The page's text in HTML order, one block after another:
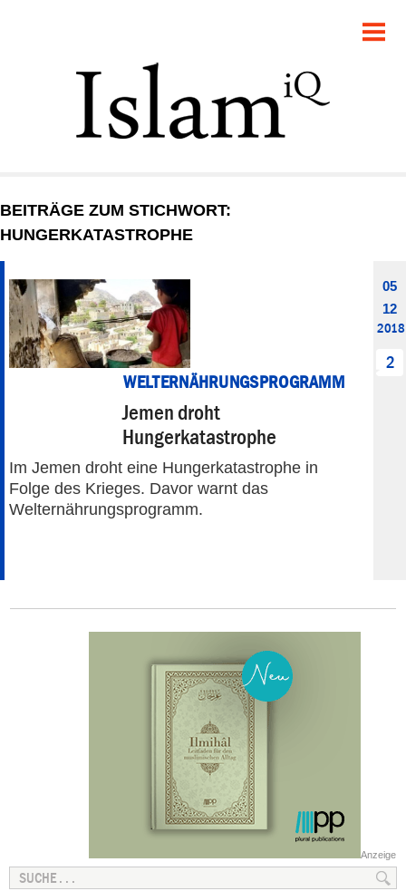
GESELLSCHAFT
STARTSEITE
PANORAMA
BEITRÄGE ZUM STICHWORT:
HUNGERKATASTROPHE
WELTERNÄHRUNGSPROGRAMM
Jemen droht
Hungerkatastrophe
Im Jemen droht eine Hungerkatastrophe in
Folge des Krieges. Davor warnt das
Welternährungsprogramm.
05
12
2018
2
Anzeige